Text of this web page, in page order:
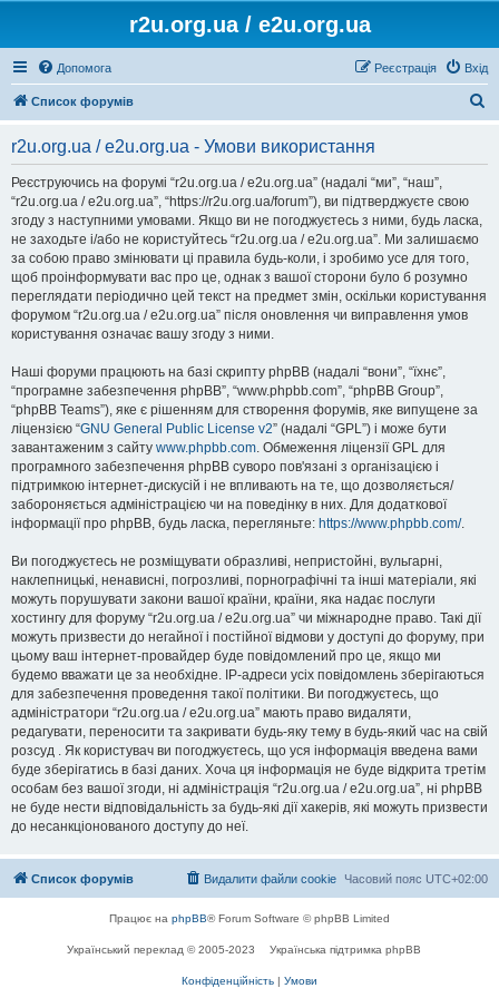
r2u.org.ua / e2u.org.ua
Допомога Вхід
Реєстрація
Список форумів
r2u.org.ua / e2u.org.ua - Умови використання
Реєструючись на форумі “r2u.org.ua / e2u.org.ua” (надалі “ми”, “наш”,
“r2u.org.ua / e2u.org.ua”, “https://r2u.org.ua/forum”), ви підтверджуєте свою
згоду з наступними умовами. Якщо ви не погоджуєтесь з ними, будь ласка,
не заходьте і/або не користуйтесь “r2u.org.ua / e2u.org.ua”. Ми залишаємо
за собою право змінювати ці правила будь-коли, і зробимо усе для того,
щоб проінформувати вас про це, однак з вашої сторони було б розумно
переглядати періодично цей текст на предмет змін, оскільки користування
форумом “r2u.org.ua / e2u.org.ua” після оновлення чи виправлення умов
користування означає вашу згоду з ними.
Наші форуми працюють на базі скрипту phpBB (надалі “вони”, “їхнє”,
“програмне забезпечення phpBB”, “www.phpbb.com”, “phpBB Group”,
“phpBB Teams”), яке є рішенням для створення форумів, яке випущене за
ліцензією “GNU General Public License v2” (надалі “GPL”) і може бути
завантаженим з сайту www.phpbb.com. Обмеження ліцензії GPL для
програмного забезпечення phpBB суворо пов'язані з організацією і
підтримкою інтернет-дискусій і не впливають на те, що дозволяється/
забороняється адміністрацією чи на поведінку в них. Для додаткової
інформації про phpBB, будь ласка, перегляньте: https://www.phpbb.com/.
Ви погоджуєтесь не розміщувати образливі, непристойні, вульгарні,
наклепницькі, ненависні, погрозливі, порнографічні та інші матеріали, які
можуть порушувати закони вашої країни, країни, яка надає послуги
хостингу для форуму “r2u.org.ua / e2u.org.ua” чи міжнародне право. Такі дії
можуть призвести до негайної і постійної відмови у доступі до форуму, при
цьому ваш інтернет-провайдер буде повідомлений про це, якщо ми
будемо вважати це за необхідне. IP-адреси усіх повідомлень зберігаються
для забезпечення проведення такої політики. Ви погоджуєтесь, що
адміністратори “r2u.org.ua / e2u.org.ua” мають право видаляти,
редагувати, переносити та закривати будь-яку тему в будь-який час на свій
розсуд . Як користувач ви погоджуєтесь, що уся інформація введена вами
буде зберігатись в базі даних. Хоча ця інформація не буде відкрита третім
особам без вашої згоди, ні адміністрація “r2u.org.ua / e2u.org.ua”, ні phpBB
не буде нести відповідальність за будь-які дії хакерів, які можуть призвести
до несанкціонованого доступу до неї.
Список форумів Часовий пояс UTC+02:00
Видалити файли cookie
Працює на phpBB® Forum Software © phpBB Limited
Український переклад © 2005-2023 Українська підтримка phpBB
Конфіденційність | Умови